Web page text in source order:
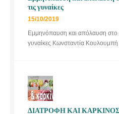
τις γυναίκες
15/10/2019
Εμμηνόπαυση και απόλαυση στο
γυναίκες Κωνσταντία
ΔΙΑΤΡΟΦΗ ΚΑΙ